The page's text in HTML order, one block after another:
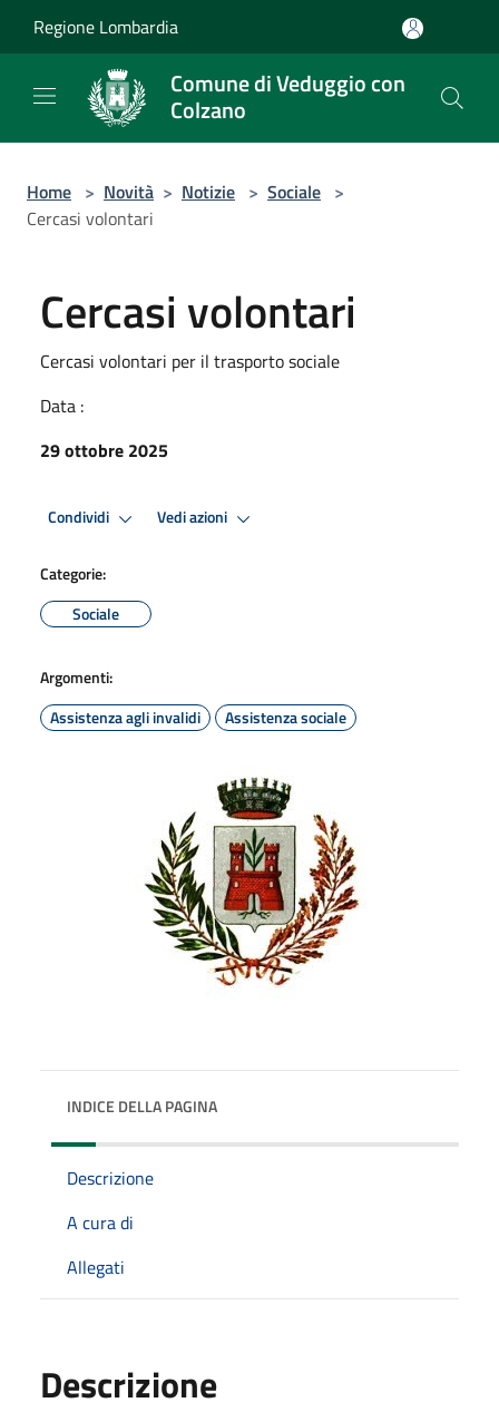
Regione Lombardia
Comune di Veduggio con
Colzano
Home > Novità > Notizie > Sociale >
Cercasi volontari
Cercasi volontari
Cercasi volontari per il trasporto sociale
Data :
29 ottobre 2025
Condividi Vedi azioni
Categorie:
Sociale
Argomenti:
Assistenza agli invalidi
Assistenza sociale
INDICE DELLA PAGINA
Descrizione
A cura di
Allegati
Descrizione